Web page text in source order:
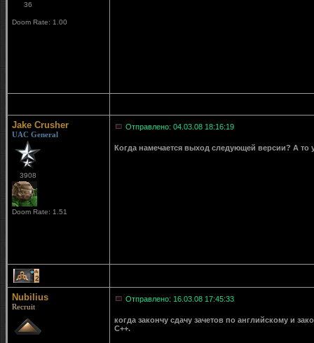
36
Doom Rate: 1.00
Jake Crusher
UAC General
3908
Doom Rate: 1.51
Отправлено: 04.03.08 18:16:19
Когда намечается выход следующей версии? А то
2
Nubilius
Recruit
Отправлено: 16.03.08 17:45:33
когда закончу сдачу зачетов по английскому и
С++.